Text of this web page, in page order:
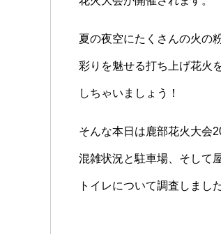
夏の夜空にたくさんの火の
彩りを魅せる打ち上げ花火
しちゃいましょう！
そんな本日は鹿部花火大会
混雑状況と駐車場、そして
トイレについて調査しました